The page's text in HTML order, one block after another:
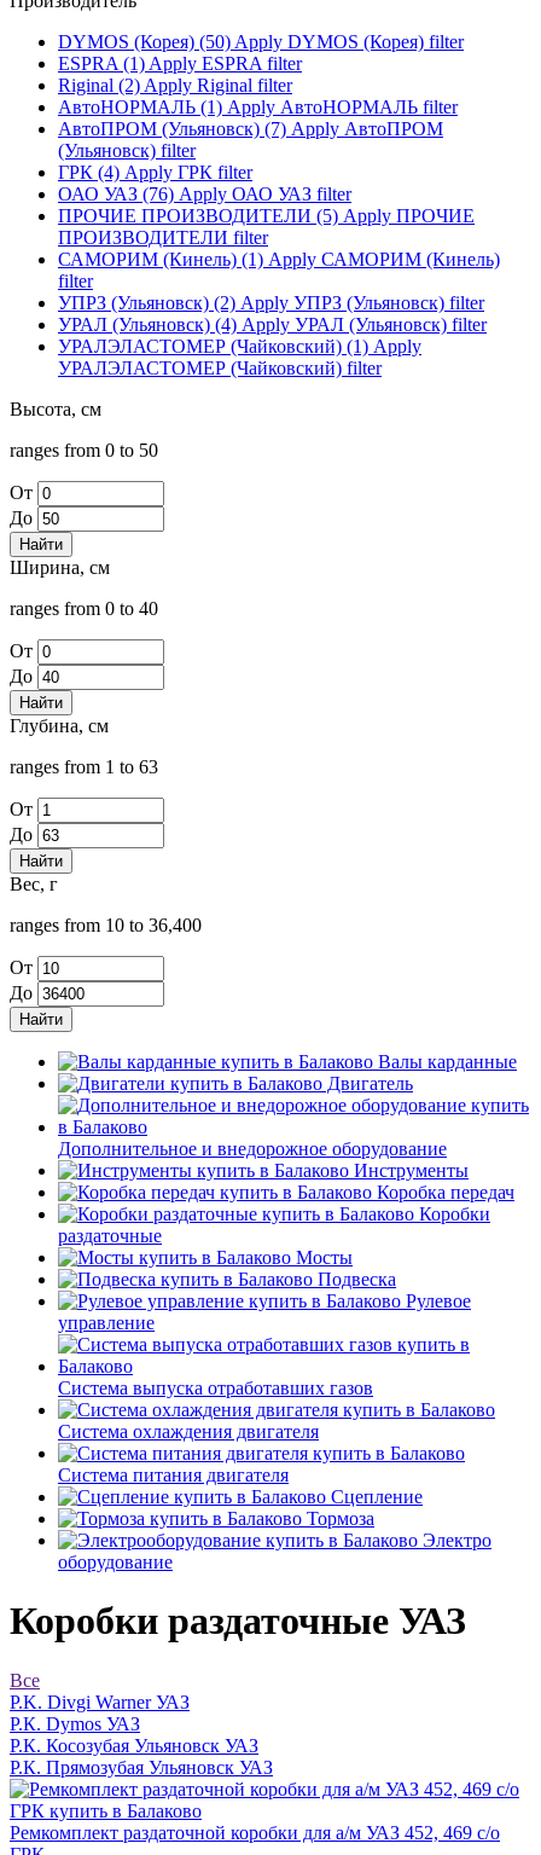
DYMOS (Корея) (50) Apply DYMOS (Корея) filter
ESPRA (1) Apply ESPRA filter
Riginal (2) Apply Riginal filter
АвтоНОРМАЛЬ (1) Apply АвтоНОРМАЛЬ filter
АвтоПРОМ (Ульяновск) (7) Apply АвтоПРОМ
(Ульяновск) filter
ГРК (4) Apply ГРК filter
ОАО УАЗ (76) Apply ОАО УАЗ filter
ПРОЧИЕ ПРОИЗВОДИТЕЛИ (5) Apply ПРОЧИЕ
ПРОИЗВОДИТЕЛИ filter
САМОРИМ (Кинель) (1) Apply САМОРИМ (Кинель)
filter
УПРЗ (Ульяновск) (2) Apply УПРЗ (Ульяновск) filter
УРАЛ (Ульяновск) (4) Apply УРАЛ (Ульяновск) filter
УРАЛЭЛАСТОМЕР (Чайковский) (1) Apply
УРАЛЭЛАСТОМЕР (Чайковский) filter
Высота, см
ranges from 0 to 50
От
До
Ширина, см
ranges from 0 to 40
От
До
Глубина, см
ranges from 1 to 63
От
До
Вес, г
ranges from 10 to 36,400
От
До
Валы карданные
Двигатель
Дополнительное и внедорожное оборудование
Инструменты
Коробка передач
Коробки
раздаточные
Мосты
Подвеска
Рулевое
управление
Система выпуска отработавших газов
Система охлаждения двигателя
Система питания двигателя
Сцепление
Тормоза
Электро
оборудование
Коробки раздаточные УАЗ
Все
P.K. Divgi WarnerУАЗ
Р.К. Dymos УАЗ
Р.К. Косозубая Ульяновск УАЗ
Р.К. Прямозубая Ульяновск УАЗ
Ремкомплект раздаточной коробки для а/м УАЗ 452, 469 с/о